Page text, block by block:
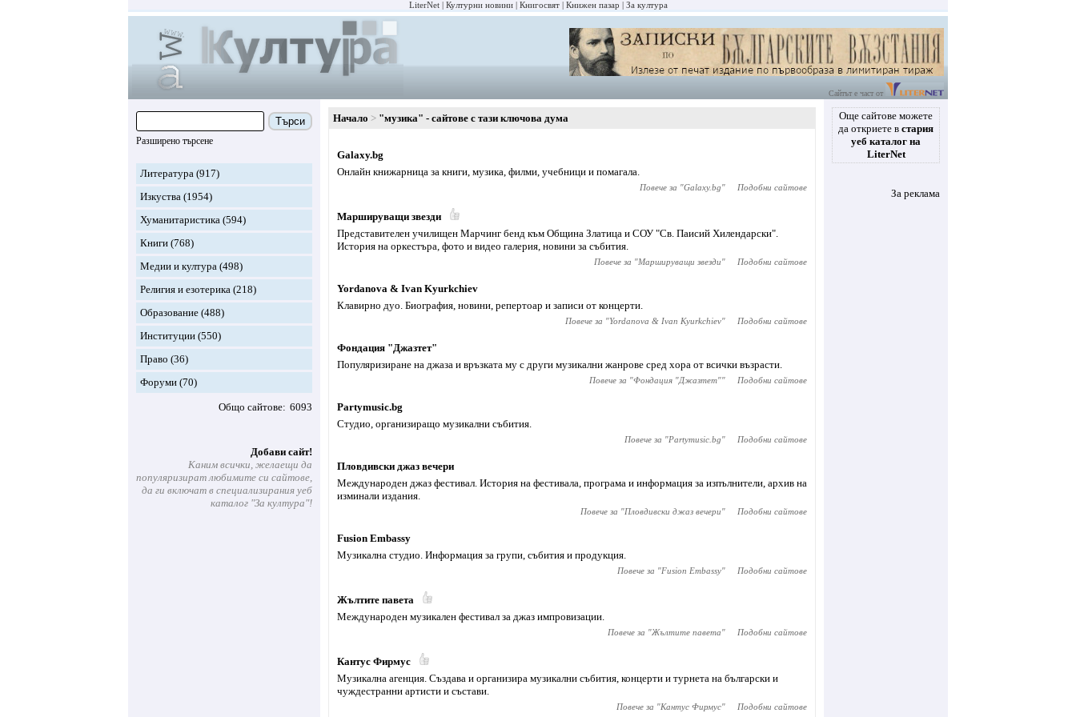
LiterNet Културни новини Книгосвят Книжен пазар За култура
Сайтът е част от
Търси
Разширено търсене
Литература (917)
Изкуства (1954)
Хуманитаристика (594)
Книги (768)
Медии и култура (498)
Религия и езотерика (218)
Образование (488)
Институции (550)
Право (36)
Форуми (70)
Общо сайтове 6093
Добави сайт!
Каним всички, желаещи да
популяризират любимите си сайтове,
да ги включат в специализирания уеб
каталог "За култура"!
Начало "музика" - сайтове с тази ключова дума
Galaxy.bg
Онлайн книжарница за книги, музика, филми, учебници и помагала.
Повече за "Galaxy.bg" Подобни сайтове
Маршируващи звезди
Представителен училищен Марчинг бенд към Община Златица и СОУ "Св. Паисий Хилендарски".
История на оркестъра, фото и видео галерия, новини за събития.
Повече за "Маршируващи звезди" Подобни сайтове
Yordanova & Ivan Kyurkchiev
Клавирно дуо. Биография, новини, репертоар и записи от концерти.
Повече за "Yordanova & Ivan Kyurkchiev" Подобни сайтове
Фондация "Джазтет"
Популяризиране на джаза и връзката му с други музикални жанрове сред хора от всички възрасти.
Повече за "Фондация "Джазтет"" Подобни сайтове
Partymusic.bg
Студио, организиращо музикални събития.
Повече за "Partymusic.bg" Подобни сайтове
Пловдивски джаз вечери
Международен джаз фестивал. История на фестивала, програма и информация за изпълнители, архив на
изминали издания.
Повече за "Пловдивски джаз вечери" Подобни сайтове
Fusion Embassy
Музикална студио. Информация за групи, събития и продукция.
Повече за "Fusion Embassy" Подобни сайтове
Жълтите павета
Международен музикален фестивал за джаз импровизации.
Повече за "Жълтите павета" Подобни сайтове
Кантус Фирмус
Музикална агенция. Създава и организира музикални събития, концерти и турнета на български и
чуждестранни артисти и състави.
Повече за "Кантус Фирмус" Подобни сайтове
Още сайтове можете
да откриете в стария
уеб каталог на
LiterNet
За реклама